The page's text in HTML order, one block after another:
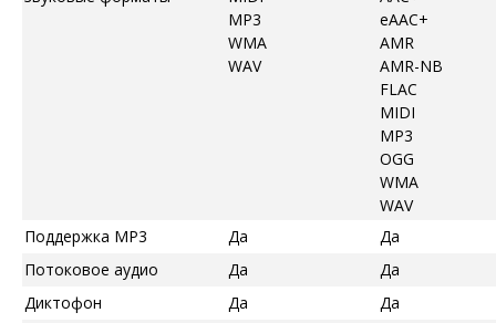
MP3
WMA
WAV
eAAC+
AMR
AMR-NB
FLAC
MIDI
MP3
OGG
WMA
WAV
Поддержка MP3
Да
Да
Потоковое аудио
Да
Да
Диктофон
Да
Да